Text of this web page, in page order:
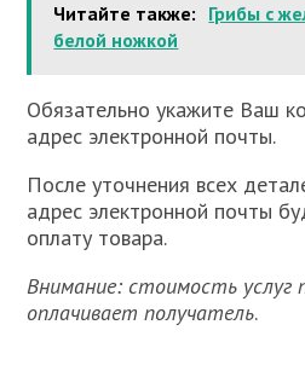
Читайте также: Грибы с
белой ножкой
Обязательно укажите Ваш
адрес электронной почты.
После уточнения всех
адрес электронной почты
оплату товара.
Внимание: стоимость услуг
оплачивает получатель.